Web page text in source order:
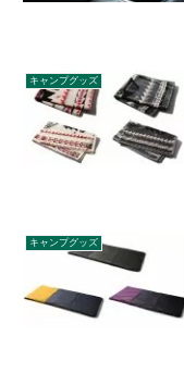
キャンプグッズ
キャンプグッズ